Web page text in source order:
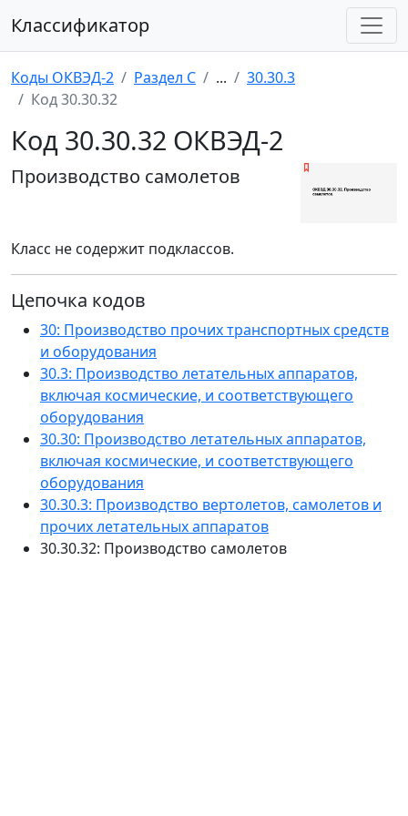
Классификатор
Коды ОКВЭД-2 Раздел C ...
30.30.3
Код 30.30.32
Код 30.30.32 ОКВЭД-2
Производство самолетов
Класс не содержит подклассов.
Цепочка кодов
30: Производство прочих транспортных средств
и оборудования
30.3: Производство летательных аппаратов,
включая космические, и соответствующего
оборудования
30.30: Производство летательных аппаратов,
включая космические, и соответствующего
оборудования
30.30.3: Производство вертолетов, самолетов и
прочих летательных аппаратов
30.30.32: Производство самолетов